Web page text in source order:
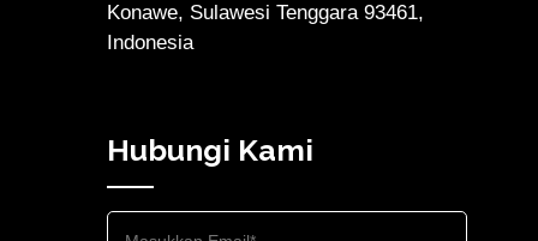
Konawe, Sulawesi Tenggara 93461,
Indonesia
Hubungi Kami